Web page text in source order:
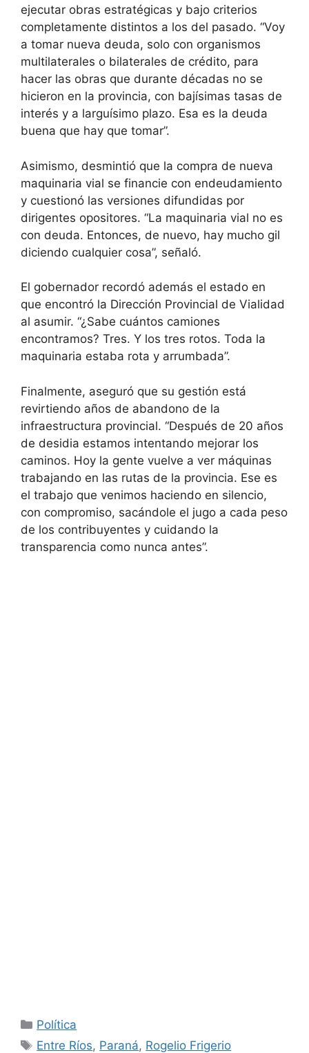
ejecutar obras estratégicas y bajo criterios
completamente distintos a los del pasado. “Voy
a tomar nueva deuda, solo con organismos
multilaterales o bilaterales de crédito, para
hacer las obras que durante décadas no se
hicieron en la provincia, con bajísimas tasas de
interés y a larguísimo plazo. Esa es la deuda
buena que hay que tomar”.
Asimismo, desmintió que la compra de nueva
maquinaria vial se financie con endeudamiento
y cuestionó las versiones difundidas por
dirigentes opositores. “La maquinaria vial no es
con deuda. Entonces, de nuevo, hay mucho gil
diciendo cualquier cosa”, señaló.
El gobernador recordó además el estado en
que encontró la Dirección Provincial de Vialidad
al asumir. “¿Sabe cuántos camiones
encontramos? Tres. Y los tres rotos. Toda la
maquinaria estaba rota y arrumbada”.
Finalmente, aseguró que su gestión está
revirtiendo años de abandono de la
infraestructura provincial. “Después de 20 años
de desidia estamos intentando mejorar los
caminos. Hoy la gente vuelve a ver máquinas
trabajando en las rutas de la provincia. Ese es
el trabajo que venimos haciendo en silencio,
con compromiso, sacándole el jugo a cada peso
de los contribuyentes y cuidando la
transparencia como nunca antes”.
Categorías
Política
Etiquetas
Entre Ríos, Paraná, Rogelio Frigerio